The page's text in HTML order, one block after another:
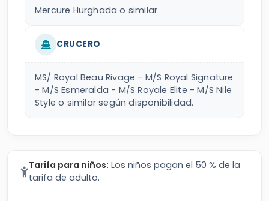
Mercure Hurghada o similar
CRUCERO
MS/ Royal Beau Rivage - M/S Royal Signature
- M/S Esmeralda - M/S Royale Elite - M/S Nile
Style o similar según disponibilidad.
Tarifa para niños: Los niños pagan el 50 % de la
tarifa de adulto.